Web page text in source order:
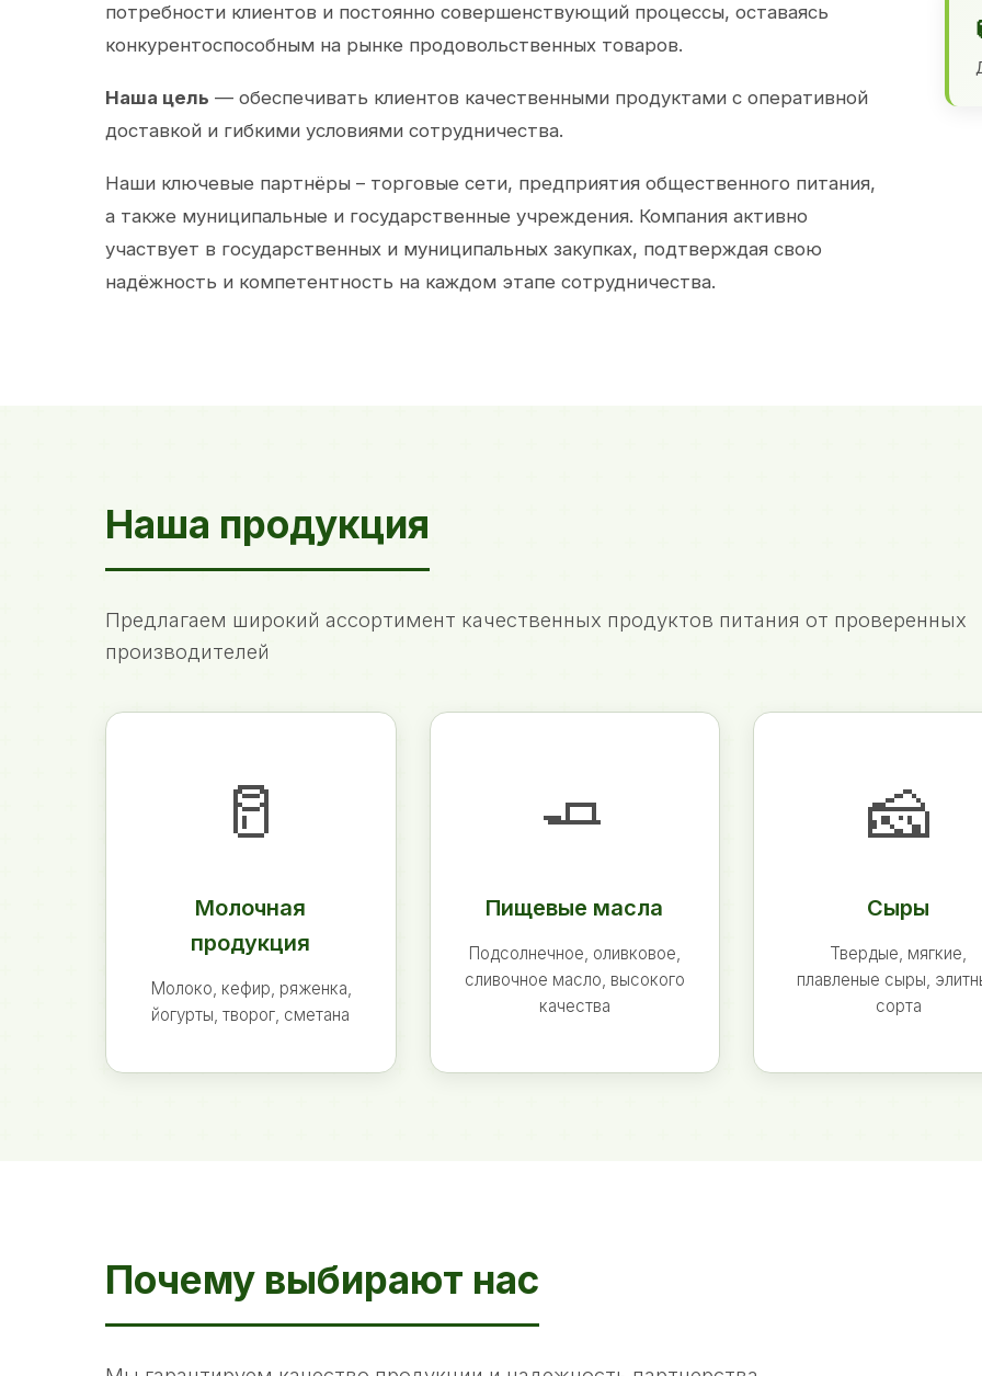
потребности клиентов и постоянно совершенствующий процессы, оставаясь
конкурентоспособным на рынке продовольственных товаров.
Наша цель — обеспечивать клиентов качественными продуктами с оперативной
доставкой и гибкими условиями сотрудничества.
Наши ключевые партнёры – торговые сети, предприятия общественного питания,
а также муниципальные и государственные учреждения. Компания активно
участвует в государственных и муниципальных закупках, подтверждая свою
надёжность и компетентность на каждом этапе сотрудничества.
Наша продукция
Предлагаем широкий ассортимент качественных продуктов питания от проверенных
производителей
🥛
Молочная
продукция
Молоко, кефир, ряженка,
йогурты, творог, сметана
🧈
Пищевые масла
Подсолнечное, оливковое,
сливочное масло, высокого
качества
🧀
Сыры
Твердые, мягкие,
плавленые сыры,
сорта
Почему выбирают нас